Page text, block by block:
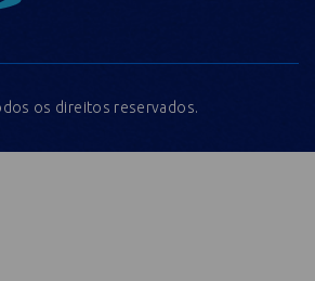
os direitos reservados.